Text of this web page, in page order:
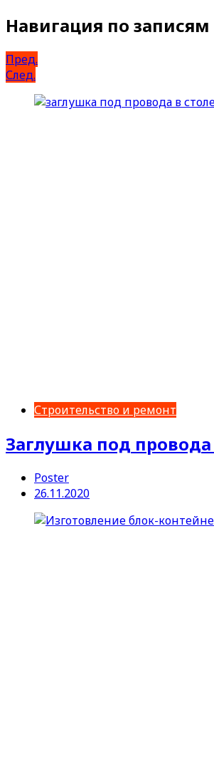
Навигация по записям
Пред.
След.
Строительство и ремонт
Заглушка под
Poster
26.11.2020